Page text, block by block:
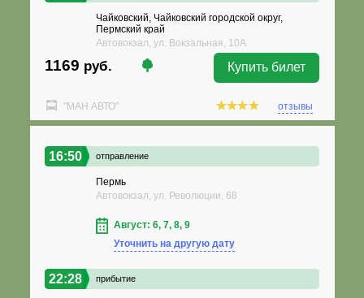
Чайковский, Чайковский городской округ,
Пермский край
Автовокзал, ул. Вокзальная, 10А
1169 руб. Купить билет
"МАН АВТО" отзывы
16:50 отправление
Пермь
Автовокзал, ул. Революции, 68
Август: 6, 7, 8, 9
Уточнить на другую дату
22:28 прибытие